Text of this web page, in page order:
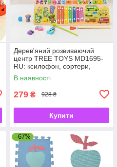
Дерев'яний розвиваючий
центр TREE TOYS MD1695-
RU: ксилофон, сортери,
рибальство, 10 рибок
В наявності
279 ₴ 928 ₴
Купити
–67%